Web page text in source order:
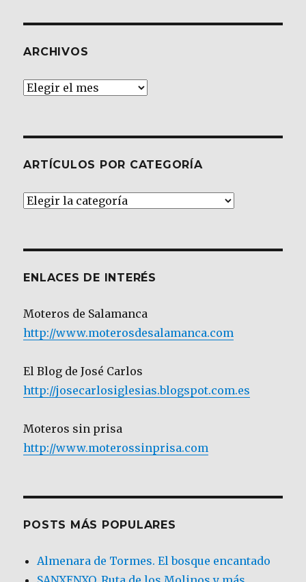
ARCHIVOS
Archivos
ARTÍCULOS POR CATEGORÍA
Artículos
ENLACES DE INTERÉS
Moteros de Salamanca
http://www.moterosdesalamanca.com
El Blog de José Carlos
http://josecarlosiglesias.blogspot.com.es
Moteros sin prisa
http://www.moterossinprisa.com
POSTS MÁS POPULARES
Almenara de Tormes. El bosque encantado